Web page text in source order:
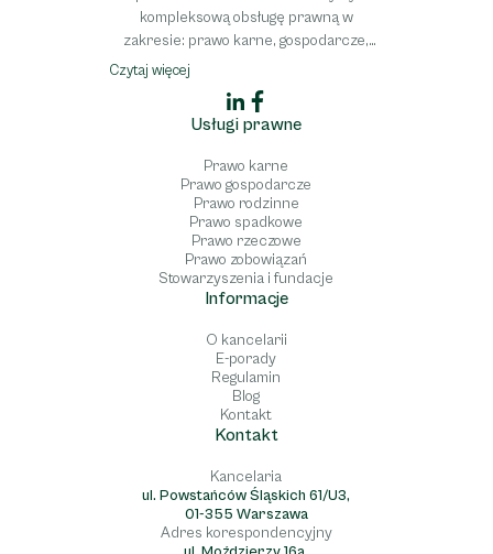
kompleksową obsługę prawną w
zakresie: prawo karne, gospodarcze,
medyczne, cywilne, spadkowe, rodzinne,
a także obsługa stowarzyszeń i fundacji.
Oferujemy profesjonalne wsparcie w
sprawach rozwodowych, dziedziczenia,
odpowiedzialności za błędy medyczne
oraz w kwestiach związanych z prawem
spółek i własności intelektualnej.
Gwarantujemy pełne zaangażowanie i
pomoc prawną na najwyższym poziomie.
Czytaj więcej
Usługi prawne
Prawo karne
Prawo gospodarcze
Prawo rodzinne
Prawo spadkowe
Prawo rzeczowe
Prawo zobowiązań
Stowarzyszenia i fundacje
Informacje
O kancelarii
E-porady
Regulamin
Blog
Kontakt
Kontakt
Kancelaria
ul. Powstańców Śląskich 61/U3,
01-355 Warszawa
Adres korespondencyjny